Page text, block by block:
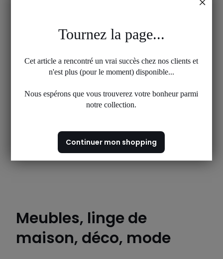
Meubles, linge de
maison, déco, mode
Tournez la page...
Cet article a rencontré un vrai succès chez nos clients et
n'est plus (pour le moment) disponible...
Nous espérons que vous trouverez votre bonheur parmi
notre collection.
Continuer mon shopping